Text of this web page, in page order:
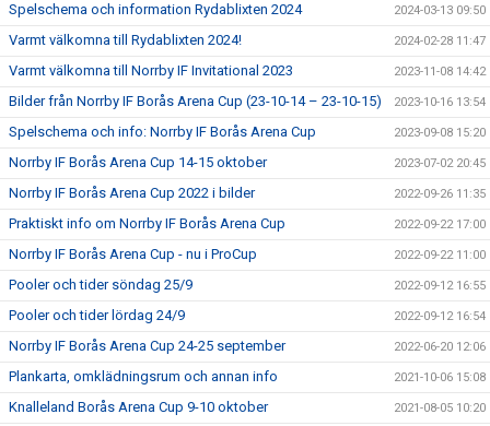
Spelschema och information Rydablixten 2024 2024-03-13 09:50
Varmt välkomna till Rydablixten 2024! 2024-02-28 11:47
Varmt välkomna till Norrby IF Invitational 2023 2023-11-08 14:42
Bilder från Norrby IF Borås Arena Cup (23-10-14 – 23-10-15) 2023-10-16 13:54
Spelschema och info: Norrby IF Borås Arena Cup 2023-09-08 15:20
Norrby IF Borås Arena Cup 14-15 oktober 2023-07-02 20:45
Norrby IF Borås Arena Cup 2022 i bilder 2022-09-26 11:35
Praktiskt info om Norrby IF Borås Arena Cup 2022-09-22 17:00
Norrby IF Borås Arena Cup - nu i ProCup 2022-09-22 11:00
Pooler och tider söndag 25/9 2022-09-12 16:55
Pooler och tider lördag 24/9 2022-09-12 16:54
Norrby IF Borås Arena Cup 24-25 september 2022-06-20 12:06
Plankarta, omklädningsrum och annan info 2021-10-06 15:08
Knalleland Borås Arena Cup 9-10 oktober 2021-08-05 10:20